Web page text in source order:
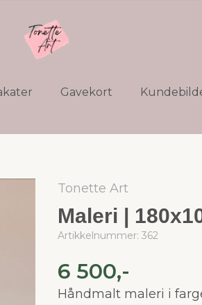
Gavekort
Tonette Art
Maleri |
Artikkelnummer: 362
6 500,-
Håndmalt maleri i